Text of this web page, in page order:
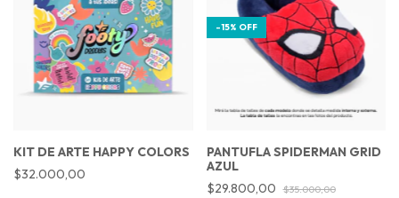
KIT DE ARTE HAPPY COLORS
$32.000,00
-15% OFF
PANTUFLA SPIDERMAN GRID
AZUL
$29.800,00
$35.000,00